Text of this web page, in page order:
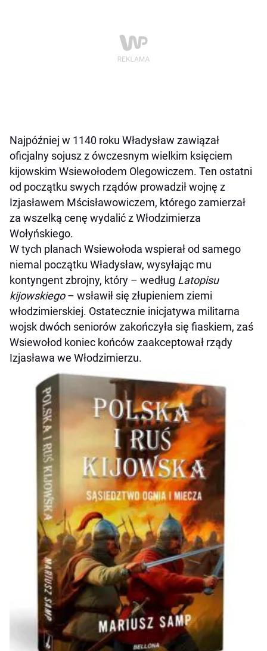
Najpóźniej w 1140 roku Władysław zawiązał
oficjalny sojusz z ówczesnym wielkim księciem
kijowskim Wsiewołodem Olegowiczem. Ten ostatni
od początku swych rządów prowadził wojnę z
Izjasławem Mścisławowiczem, którego zamierzał
za wszelką cenę wydalić z Włodzimierza
Wołyńskiego.
W tych planach Wsiewołoda wspierał od samego
niemal początku Władysław, wysyłając mu
kontyngent zbrojny, który – według Latopisu
kijowskiego– wsławił się złupieniem ziemi
włodzimierskiej. Ostatecznie inicjatywa militarna
wojsk dwóch seniorów zakończyła się fiaskiem, zaś
Wsiewołod koniec końców zaakceptował rządy
Izjasława we Włodzimierzu.